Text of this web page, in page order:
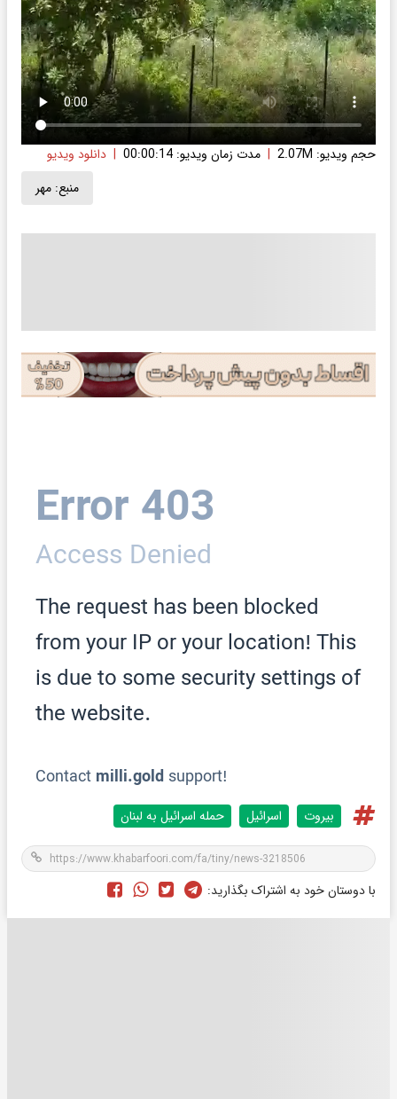
حجم ویدیو: 2.07M | مدت زمان ویدیو: 00:00:14 | دانلود ویدیو
منبع: مهر
بیروت اسرائيل حمله اسرائیل به لبنان
با دوستان خود به اشتراک بگذارید: